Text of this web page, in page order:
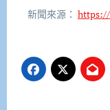
新聞來源： https://